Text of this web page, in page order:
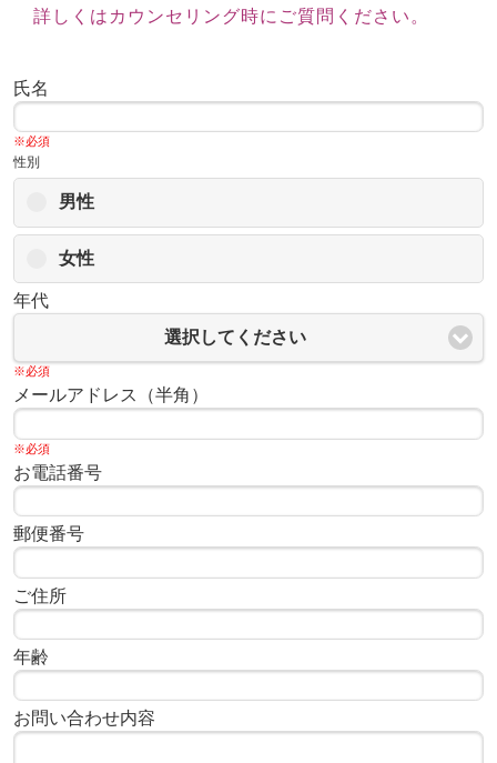
詳しくはカウンセリング時にご質問ください。
氏名
※必須
性別
男性
女性
年代
選択してください
※必須
メールアドレス（半角）
※必須
お電話番号
郵便番号
ご住所
年齢
お問い合わせ内容